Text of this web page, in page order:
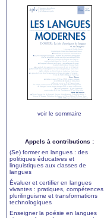
voir le sommaire
Appels à contributions :
(Se) former en langues : des
politiques éducatives et
linguistiques aux classes de
langues
Évaluer et certifier en langues
vivantes : pratiques, compétences,
plurilinguisme et transformations
technologiques
Enseigner la poésie en langues